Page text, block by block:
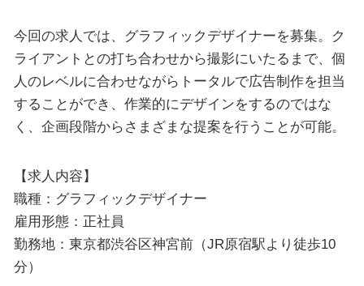
今回の求人では、グラフィックデザイナーを募集。ク
ライアントとの打ち合わせから撮影にいたるまで、個
人のレベルに合わせながらトータルで広告制作を担当
することができ、作業的にデザインをするのではな
く、企画段階からさまざまな提案を行うことが可能。
【求人内容】
職種：グラフィックデザイナー
雇用形態：正社員
勤務地：東京都渋谷区神宮前（JR原宿駅より徒歩10
分）